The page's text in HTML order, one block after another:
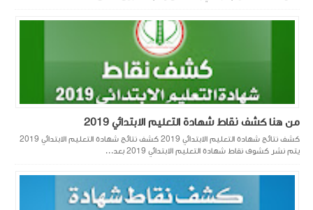
من هنا كشف نقاط شهادة التعليم الابتدائي 2019
كشف نتائج شهادة التعليم الابتدائي 2019 كشف نتائج شهادة التعليم الابتدائي 2019
يتم نشر كشوف نقاط شهادة التعليم الابتدائي 2019 بعد...